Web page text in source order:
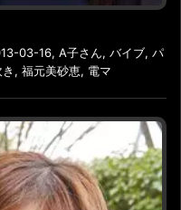
03-16, A子さん, バイブ, パ
, 福元美砂恵, 電マ